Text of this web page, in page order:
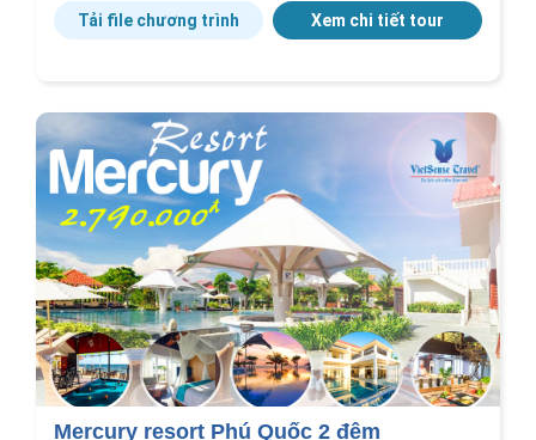
Tải file chương trình Xem chi tiết tour
Mercury resort Phú Quốc 2 đêm